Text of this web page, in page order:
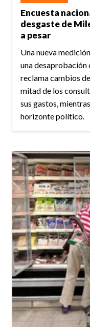
Encuesta
desgaste de
a pesar
Una nueva
una desaprobación
reclama cambios
mitad de los
sus gastos,
horizonte político.